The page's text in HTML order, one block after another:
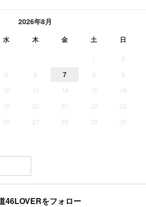
2026年8月
水 木 金 土 日
1
2
5 6 7 8
9
12 13 14 15
16
19 20 21 22
23
26 27 28 29
30
46LOVERをフォロー